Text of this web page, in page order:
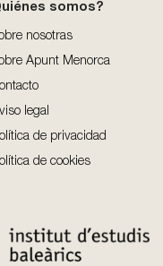
somos?
nosotras
Apunt Menorca
legal
de privacidad
de cookies